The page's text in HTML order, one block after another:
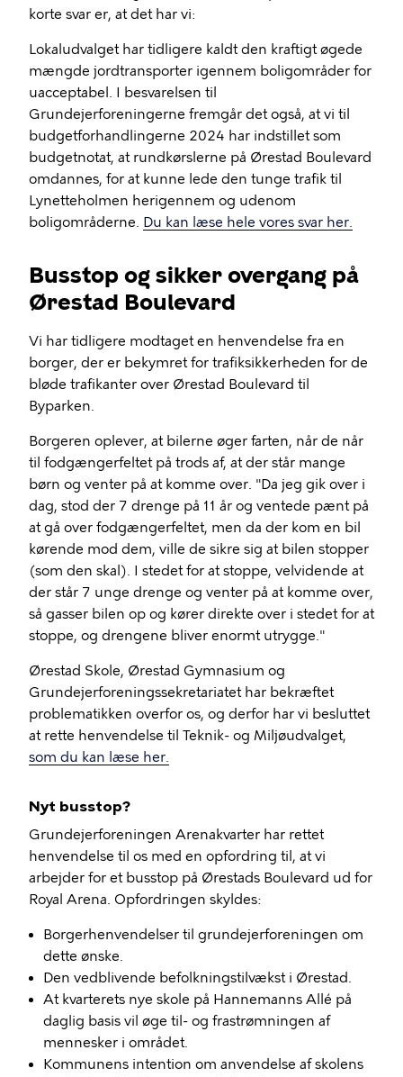
korte svar er, at det har vi:
Lokaludvalget har tidligere kaldt den kraftigt øgede
mængde jordtransporter igennem boligområder for
uacceptabel. I besvarelsen til
Grundejerforeningerne fremgår det også, at vi til
budgetforhandlingerne 2024 har indstillet som
budgetnotat, at rundkørslerne på Ørestad Boulevard
omdannes, for at kunne lede den tunge trafik til
Lynetteholmen herigennem og udenom
boligområderne. Du kan læse hele vores svar her.
Busstop og sikker overgang på
Ørestad Boulevard
Vi har tidligere modtaget en henvendelse fra en
borger, der er bekymret for trafiksikkerheden for de
bløde trafikanter over Ørestad Boulevard til
Byparken.
Borgeren oplever, at bilerne øger farten, når de når
til fodgængerfeltet på trods af, at der står mange
børn og venter på at komme over. "Da jeg gik over i
dag, stod der 7 drenge på 11 år og ventede pænt på
at gå over fodgængerfeltet, men da der kom en bil
kørende mod dem, ville de sikre sig at bilen stopper
(som den skal). I stedet for at stoppe, velvidende at
der står 7 unge drenge og venter på at komme over,
så gasser bilen op og kører direkte over i stedet for at
stoppe, og drengene bliver enormt utrygge."
Ørestad Skole, Ørestad Gymnasium og
Grundejerforeningssekretariatet har bekræftet
problematikken overfor os, og derfor har vi besluttet
at rette henvendelse til Teknik- og Miljøudvalget,
som du kan læse her.
Nyt busstop?
Grundejerforeningen Arenakvarter har rettet
henvendelse til os med en opfordring til, at vi
arbejder for et busstop på Ørestads Boulevard ud for
Royal Arena. Opfordringen skyldes:
Borgerhenvendelser til grundejerforeningen om
dette ønske.
Den vedblivende befolkningstilvækst i Ørestad.
At kvarterets nye skole på Hannemanns Allé på
daglig basis vil øge til- og frastrømningen af
mennesker i området.
Kommunens intention om anvendelse af skolens